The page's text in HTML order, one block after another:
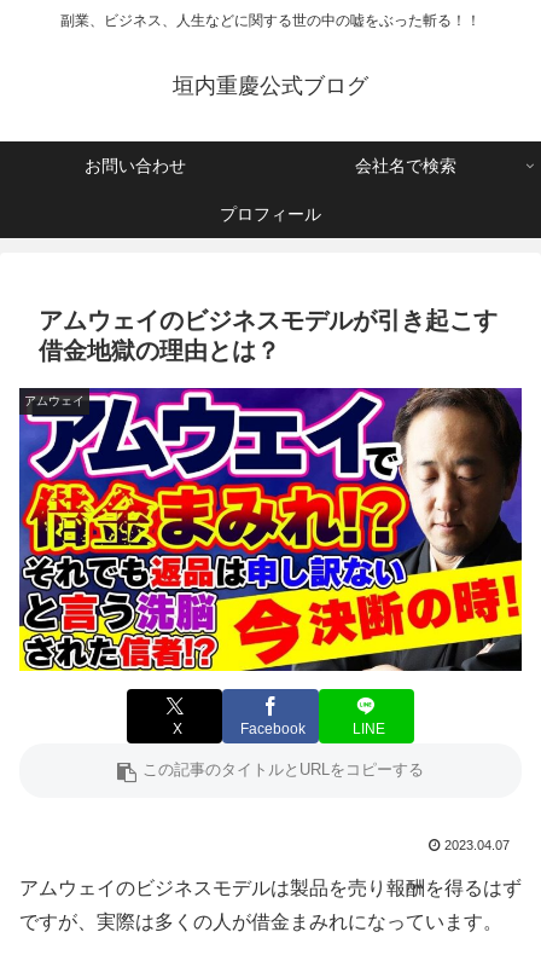
副業、ビジネス、人生などに関する世の中の嘘をぶった斬る！！
垣内重慶公式ブログ
お問い合わせ 会社名で検索
プロフィール
アムウェイのビジネスモデルが引き起こす
借金地獄の理由とは？
アムウェイ
X Facebook LINE
2023.04.07
アムウェイのビジネスモデルは製品を売り報酬を得るはず
ですが、実際は多くの人が借金まみれになっています。